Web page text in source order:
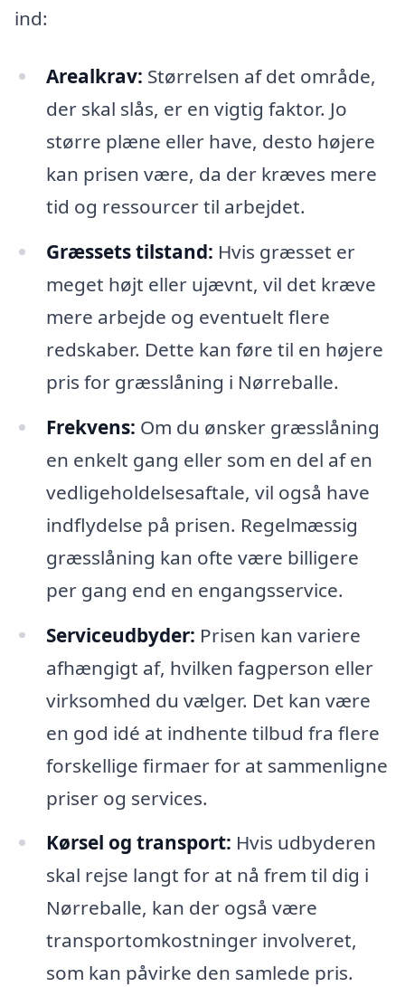
ind:
Arealkrav: Størrelsen af det område,
der skal slås, er en vigtig faktor. Jo
større plæne eller have, desto højere
kan prisen være, da der kræves mere
tid og ressourcer til arbejdet.
Græssets tilstand: Hvis græsset er
meget højt eller ujævnt, vil det kræve
mere arbejde og eventuelt flere
redskaber. Dette kan føre til en højere
pris for græsslåning i Nørreballe.
Frekvens: Om du ønsker græsslåning
en enkelt gang eller som en del af en
vedligeholdelsesaftale, vil også have
indflydelse på prisen. Regelmæssig
græsslåning kan ofte være billigere
per gang end en engangsservice.
Serviceudbyder: Prisen kan variere
afhængigt af, hvilken fagperson eller
virksomhed du vælger. Det kan være
en god idé at indhente tilbud fra flere
forskellige firmaer for at sammenligne
priser og services.
Kørsel og transport: Hvis udbyderen
skal rejse langt for at nå frem til dig i
Nørreballe, kan der også være
transportomkostninger involveret,
som kan påvirke den samlede pris.